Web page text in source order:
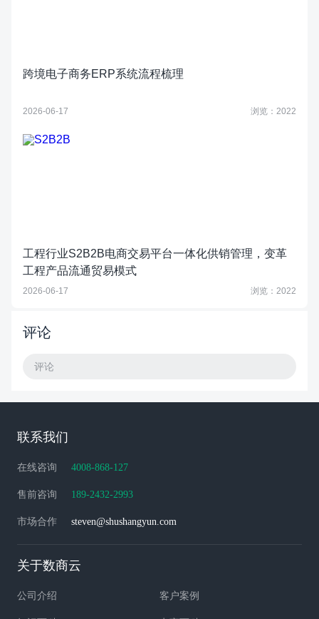
跨境电子商务ERP系统流程梳理
2026-06-17 浏览：2022
工程行业S2B2B电商交易平台一体化供销管理，变革
工程产品流通贸易模式
2026-06-17 浏览：2022
评论
评论
联系我们
在线咨询 4008-868-127
售前咨询 189-2432-2993
市场合作 steven@shushangyun.com
关于数商云
公司介绍 客户案例